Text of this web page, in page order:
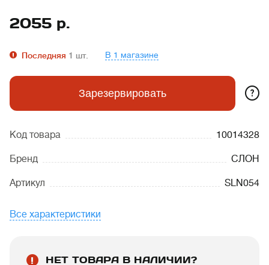
2055 р.
Последняя 1 шт. В 1 магазине
Зарезервировать ?
Код товара 10014328
Бренд СЛОН
Артикул SLN054
Все характеристики
НЕТ ТОВАРА В НАЛИЧИИ?